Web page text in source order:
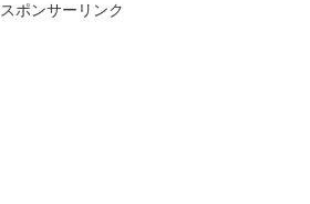
スポンサーリンク